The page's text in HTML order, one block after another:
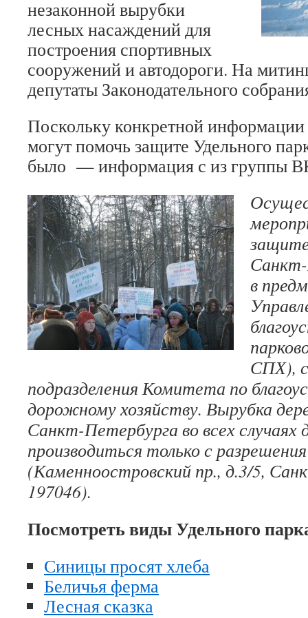
незаконной вырубки
лесных насаждений для
построения спортивных
сооружений и автодороги. На
депутаты Законодательного
Поскольку конкретной
могут помочь защите Удельного
было — информация с из группы
в
СПХ),
подразделения Комитета по
дорожному хозяйству. Вырубка
Санкт-Петербурга во всех случаях
производиться только с
(Каменноостровский пр., д.3/5,
197046).
Посмотреть виды Удельного
Синицы просят хлеба
Беличья ферма
Лесная сказка